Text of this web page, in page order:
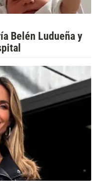
Belén Ludueña y